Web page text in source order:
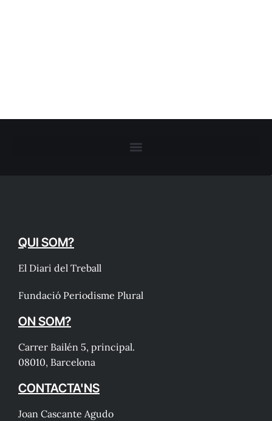
QUI SOM?
El Diari del Treball
Fundació Periodisme Plural
ON SOM?
Carrer Bailén 5, principal.
08010, Barcelona
CONTACTA'NS
Joan Cascante Agudo